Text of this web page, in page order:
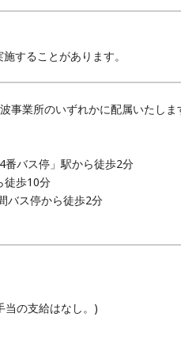
することがあります。
事業所のいずれかに配属いたしま
番バス停」駅から徒歩2分
徒歩10分
バス停から徒歩2分
の支給はなし。)